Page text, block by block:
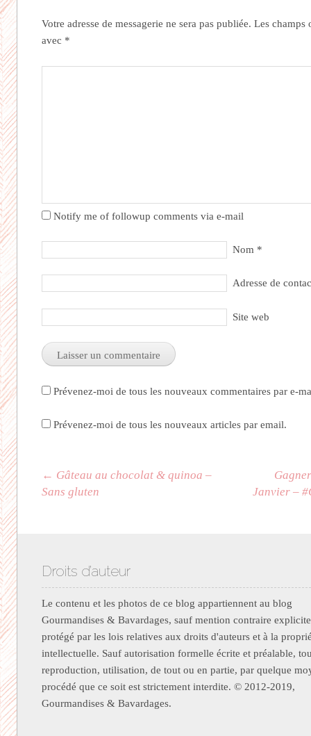
Votre adresse de messagerie ne sera pas publiée. Les champs
avec *
Notify me of followup comments via e-mail
Nom *
Adresse de
Site web
Prévenez-moi de tous les nouveaux commentaires par e-
Prévenez-moi de tous les nouveaux articles par email.
Navigation des articles
← Gâteau au chocolat & quinoa –
Sans gluten
Janvier –
Droits d’auteur
Le contenu et les photos de ce blog appartiennent au blog
Gourmandises & Bavardages, sauf mention contraire
protégé par les lois relatives aux droits d'auteurs et à la
intellectuelle. Sauf autorisation formelle écrite et préalable,
reproduction, utilisation, de tout ou en partie, par quelque
procédé que ce soit est strictement interdite. © 2012-2019,
Gourmandises & Bavardages.